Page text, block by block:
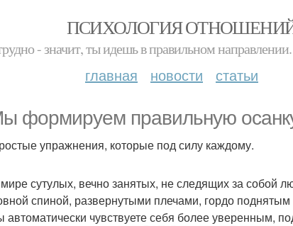
ПСИХОЛОГИЯ
- значит, ты идешь в правильном
главная новости статьи
формируем правильную
упражнения, которые под силу каждому.
сутулых, вечно занятых, не следящих за собой
спиной, развернутыми плечами, гордо
автоматически чувствуете себя более уверенным,